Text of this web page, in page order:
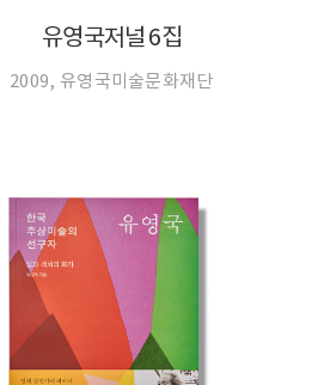
유영국저널 6집
2009, 유영국미술문화재단